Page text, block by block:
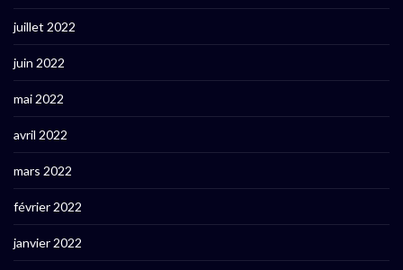
juillet 2022
juin 2022
mai 2022
avril 2022
mars 2022
février 2022
janvier 2022